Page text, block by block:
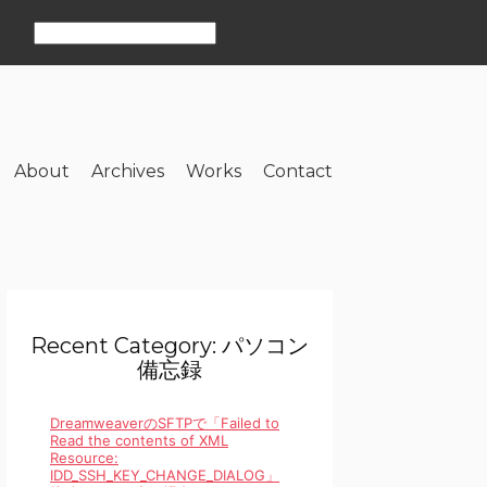
About Archives Works Contact
Recent Category: パソコン
備忘録
DreamweaverのSFTPで「Failed to
Read the contents of XML
Resource:
IDD_SSH_KEY_CHANGE_DIALOG」